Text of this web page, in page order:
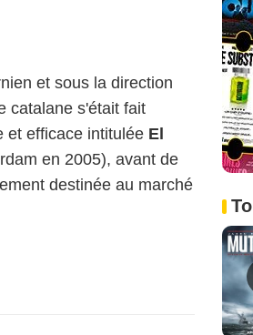
et sous la direction
catalane s'était fait
et efficace intitulée El
en 2005), avant de
destinée au marché